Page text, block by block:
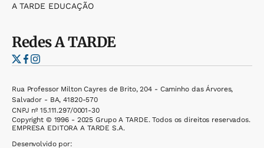
A TARDE EDUCAÇÃO
RedesA TARDE
Rua Professor Milton Cayres de Brito, 204 - Caminho das Árvores,
Salvador - BA, 41820-570
CNPJ nº 15.111.297/0001-30
Copyright © 1996 - 2025 Grupo A TARDE. Todos os direitos reservados.
EMPRESA EDITORA A TARDE S.A.
Desenvolvido por: